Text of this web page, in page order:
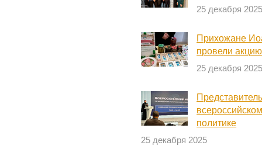
25 декабря
Прихожане
провели
25 декабря
политике
25 декабря 2025